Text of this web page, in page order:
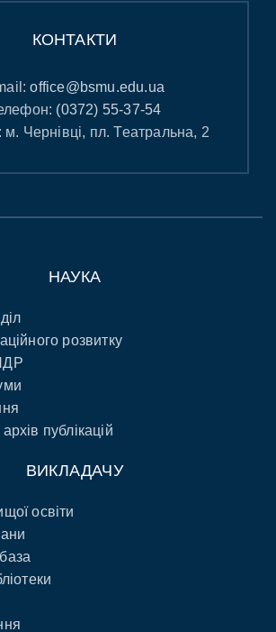
КОНТАКТИ
office@bsmu.edu.ua
(0372) 55-37-54
Чернівці, пл. Театральна, 2
НАУКА
розвитку
публікацій
ВИКЛАДАЧУ
освіти